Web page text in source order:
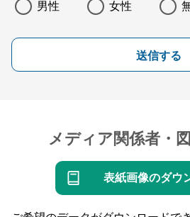
男性 女性
送信する
メディア関係者・
表紙画像のダウ